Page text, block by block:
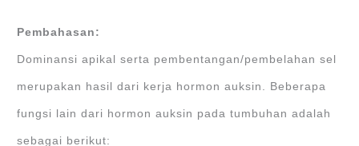
Pembahasan:
Dominansi apikal serta pembentangan/pembelahan sel
merupakan hasil dari kerja hormon auksin. Beberapa
fungsi lain dari hormon auksin pada tumbuhan adalah
sebagai berikut: